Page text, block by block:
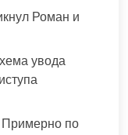
Роман и
увода
Примерно по